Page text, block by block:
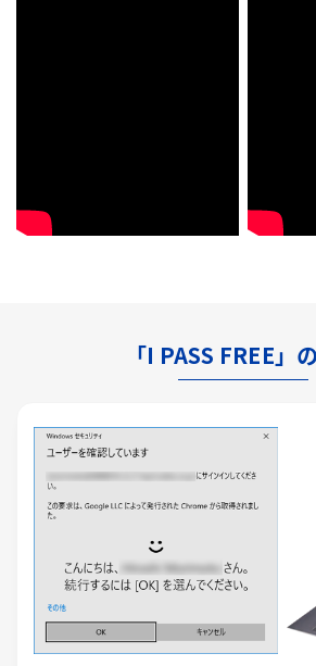
「I PASS FREE」